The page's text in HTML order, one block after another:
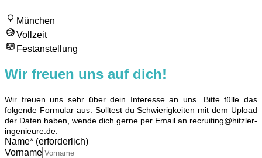
München
Vollzeit
Festanstellung
Wir freuen uns auf dich!
Wir freuen uns sehr über dein Interesse an uns. Bitte fülle das
folgende Formular aus. Solltest du Schwierigkeiten mit dem Upload
der Daten haben, wende dich gerne per Email an recruiting@hitzler-
ingenieure.de.
Name* (erforderlich)
Vorname